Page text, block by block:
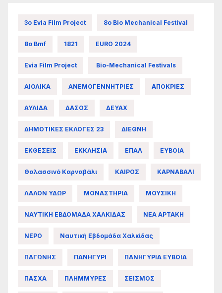
3ο Evia Film Project 8ο Bio Mechanical Festival
8ο Bmf 1821 EURO 2024
Evia Film Project Bio-Mechanical Festivals
ΑΙΟΛΙΚΑ ΑΝΕΜΟΓΕΝΝΗΤΡΙΕΣ ΑΠΟΚΡΙΕΣ
ΑΥΛΙΔΑ ΔΑΣΟΣ ΔΕΥΑΧ
ΔΗΜΟΤΙΚΕΣ ΕΚΛΟΓΕΣ 23 ΔΙΕΘΝΗ
ΕΚΘΕΣΕΙΣ ΕΚΚΛΗΣΙΑ ΕΠΑΛ ΕΥΒΟΙΑ
Θαλασσινό Καρναβάλι ΚΑΙΡΟΣ ΚΑΡΝΑΒΑΛΙ
ΛΑΛΟΝ ΥΔΩΡ ΜΟΝΑΣΤΗΡΙΑ ΜΟΥΣΙΚΗ
ΝΑΥΤΙΚΗ ΕΒΔΟΜΑΔΑ ΧΑΛΚΙΔΑΣ ΝΕΑ ΑΡΤΑΚΗ
ΝΕΡΟ Ναυτική Εβδομάδα Χαλκίδας
ΠΑΓΩΝΗΣ ΠΑΝΗΓΥΡΙ ΠΑΝΗΓΥΡΙΑ ΕΥΒΟΙΑ
ΠΑΣΧΑ ΠΛΗΜΜΥΡΕΣ ΣΕΙΣΜΟΣ